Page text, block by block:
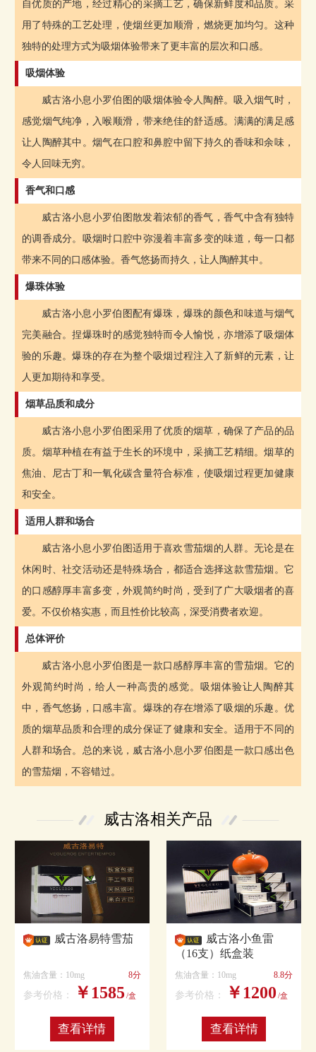
自优质的产地，经过精心的采摘工艺，确保新鲜度和品质。采
用了特殊的工艺处理，使烟丝更加顺滑，燃烧更加均匀。这种
独特的处理方式为吸烟体验带来了更丰富的层次和口感。
吸烟体验
威古洛小息小罗伯图的吸烟体验令人陶醉。吸入烟气时，
感觉烟气纯净，入喉顺滑，带来绝佳的舒适感。满满的满足感
让人陶醉其中。烟气在口腔和鼻腔中留下持久的香味和余味，
令人回味无穷。
香气和口感
威古洛小息小罗伯图散发着浓郁的香气，香气中含有独特
的调香成分。吸烟时口腔中弥漫着丰富多变的味道，每一口都
带来不同的口感体验。香气悠扬而持久，让人陶醉其中。
爆珠体验
威古洛小息小罗伯图配有爆珠，爆珠的颜色和味道与烟气
完美融合。捏爆珠时的感觉独特而令人愉悦，亦增添了吸烟体
验的乐趣。爆珠的存在为整个吸烟过程注入了新鲜的元素，让
人更加期待和享受。
烟草品质和成分
威古洛小息小罗伯图采用了优质的烟草，确保了产品的品
质。烟草种植在有益于生长的环境中，采摘工艺精细。烟草的
焦油、尼古丁和一氧化碳含量符合标准，使吸烟过程更加健康
和安全。
适用人群和场合
威古洛小息小罗伯图适用于喜欢雪茄烟的人群。无论是在
休闲时、社交活动还是特殊场合，都适合选择这款雪茄烟。它
的口感醇厚丰富多变，外观简约时尚，受到了广大吸烟者的喜
爱。不仅价格实惠，而且性价比较高，深受消费者欢迎。
总体评价
威古洛小息小罗伯图是一款口感醇厚丰富的雪茄烟。它的
外观简约时尚，给人一种高贵的感觉。吸烟体验让人陶醉其
中，香气悠扬，口感丰富。爆珠的存在增添了吸烟的乐趣。优
质的烟草品质和合理的成分保证了健康和安全。适用于不同的
人群和场合。总的来说，威古洛小息小罗伯图是一款口感出色
的雪茄烟，不容错过。
威古洛相关产品
威古洛易特雪茄
焦油含量：10mg 8分
参考价格： ￥1585 /盒
查看详情
威古洛小鱼雷
（16支）纸盒装
焦油含量：10mg 8.8分
参考价格： ￥1200 /盒
查看详情